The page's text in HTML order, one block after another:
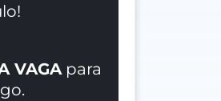
VAGA para